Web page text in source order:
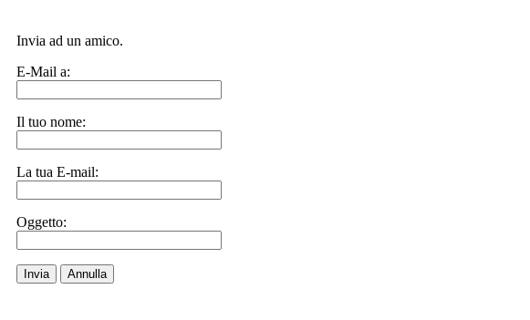
Invia ad un amico.
E-Mail a:
Il tuo nome:
La tua E-mail:
Oggetto:
Invia Annulla